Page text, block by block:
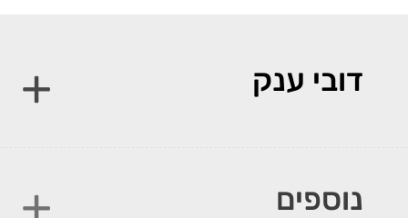
דובי ענק
נוספים